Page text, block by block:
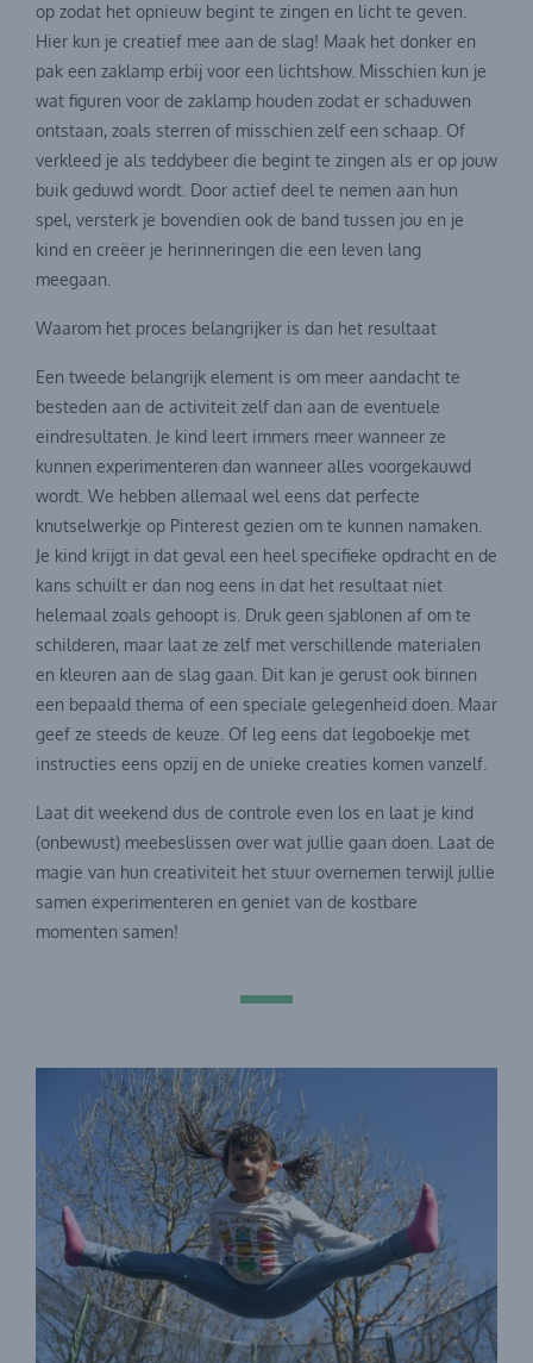
op zodat het opnieuw begint te zingen en licht te geven.
Hier kun je creatief mee aan de slag! Maak het donker en
pak een zaklamp erbij voor een lichtshow. Misschien kun je
wat figuren voor de zaklamp houden zodat er schaduwen
ontstaan, zoals sterren of misschien zelf een schaap. Of
verkleed je als teddybeer die begint te zingen als er op jouw
buik geduwd wordt. Door actief deel te nemen aan hun
spel, versterk je bovendien ook de band tussen jou en je
kind en creëer je herinneringen die een leven lang
meegaan.
Waarom het proces belangrijker is dan het resultaat
Een tweede belangrijk element is om meer aandacht te
besteden aan de activiteit zelf dan aan de eventuele
eindresultaten. Je kind leert immers meer wanneer ze
kunnen experimenteren dan wanneer alles voorgekauwd
wordt. We hebben allemaal wel eens dat perfecte
knutselwerkje op Pinterest gezien om te kunnen namaken.
Je kind krijgt in dat geval een heel specifieke opdracht en de
kans schuilt er dan nog eens in dat het resultaat niet
helemaal zoals gehoopt is. Druk geen sjablonen af om te
schilderen, maar laat ze zelf met verschillende materialen
en kleuren aan de slag gaan. Dit kan je gerust ook binnen
een bepaald thema of een speciale gelegenheid doen. Maar
geef ze steeds de keuze. Of leg eens dat legoboekje met
instructies eens opzij en de unieke creaties komen vanzelf.
Laat dit weekend dus de controle even los en laat je kind
(onbewust) meebeslissen over wat jullie gaan doen. Laat de
magie van hun creativiteit het stuur overnemen terwijl jullie
samen experimenteren en geniet van de kostbare
momenten samen!